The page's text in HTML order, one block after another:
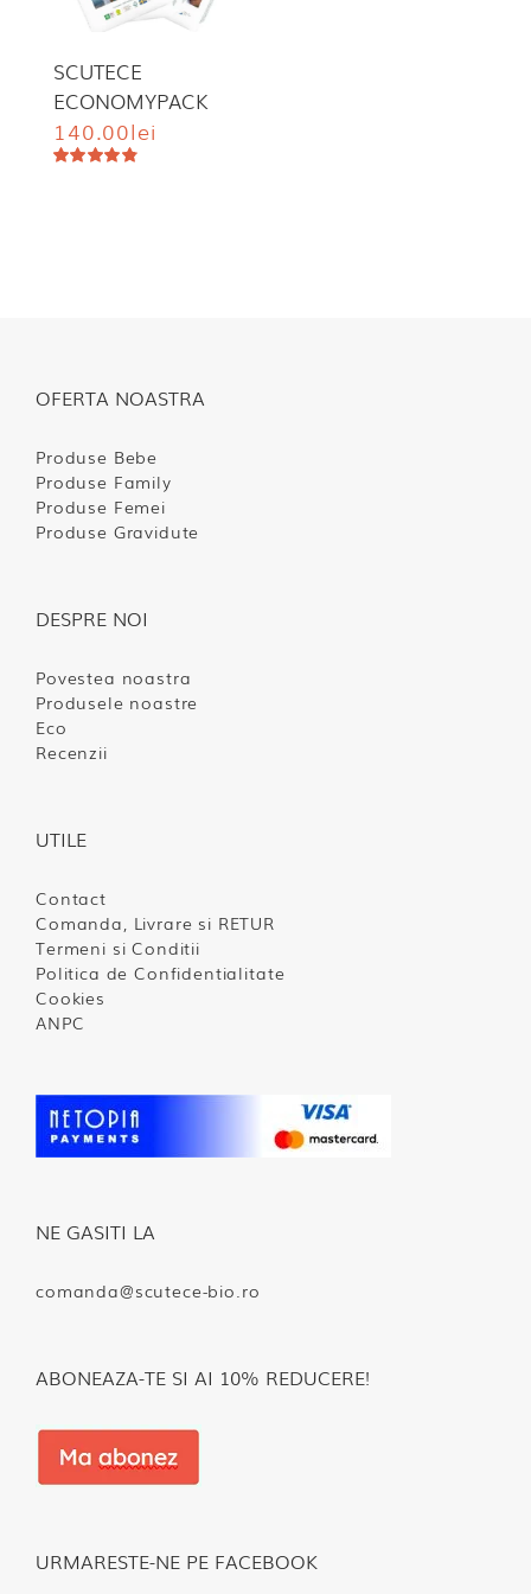
SCUTECE
ECONOMYPACK
140.00lei
OFERTA NOASTRA
Produse Bebe
Produse Family
Produse Femei
Produse Gravidute
DESPRE NOI
Povestea noastra
Produsele noastre
Eco
Recenzii
UTILE
Contact
Comanda, Livrare si RETUR
Termeni si Conditii
Politica de Confidentialitate
Cookies
ANPC
NE GASITI LA
comanda@scutece-bio.ro
ABONEAZA-TE SI AI 10% REDUCERE!
URMARESTE-NE PE FACEBOOK